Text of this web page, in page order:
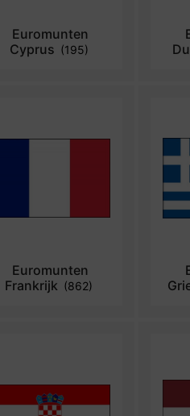
Euromunten
Cyprus (195)
Euromunten
Frankrijk (862)